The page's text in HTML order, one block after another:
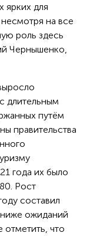
ярких для
на все
роль здесь
Чернышенко,
длительным
путём
правительства
года их было
Рост
составил
ожиданий
отметить, что